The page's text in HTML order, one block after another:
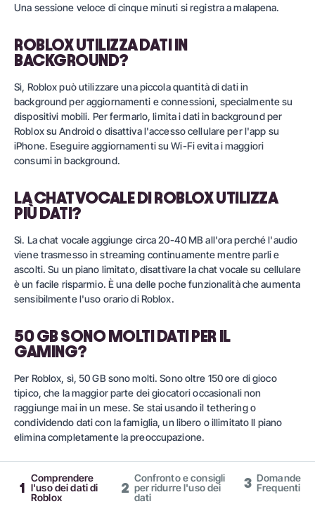
Una sessione veloce di cinque minuti si registra a malapena.
ROBLOX UTILIZZA DATI IN
BACKGROUND?
Sì, Roblox può utilizzare una piccola quantità di dati in
background per aggiornamenti e connessioni, specialmente su
dispositivi mobili. Per fermarlo, limita i dati in background per
Roblox su Android o disattiva l'accesso cellulare per l'app su
iPhone. Eseguire aggiornamenti su Wi-Fi evita i maggiori
consumi in background.
LA CHAT VOCALE DI ROBLOX UTILIZZA
PIÙ DATI?
Sì. La chat vocale aggiunge circa 20-40 MB all'ora perché l'audio
viene trasmesso in streaming continuamente mentre parli e
ascolti. Su un piano limitato, disattivare la chat vocale su cellulare
è un facile risparmio. È una delle poche funzionalità che aumenta
sensibilmente l'uso orario di Roblox.
50 GB SONO MOLTI DATI PER IL
GAMING?
Per Roblox, sì, 50 GB sono molti. Sono oltre 150 ore di gioco
tipico, che la maggior parte dei giocatori occasionali non
raggiunge mai in un mese. Se stai usando il tethering o
condividendo dati con la famiglia, un libero oillimitatoIl piano
elimina completamente la preoccupazione.
1
Comprendere
l'uso dei dati di
Roblox
2
Confronto e consigli
per ridurre l'uso dei
dati
3 Domande
Frequenti